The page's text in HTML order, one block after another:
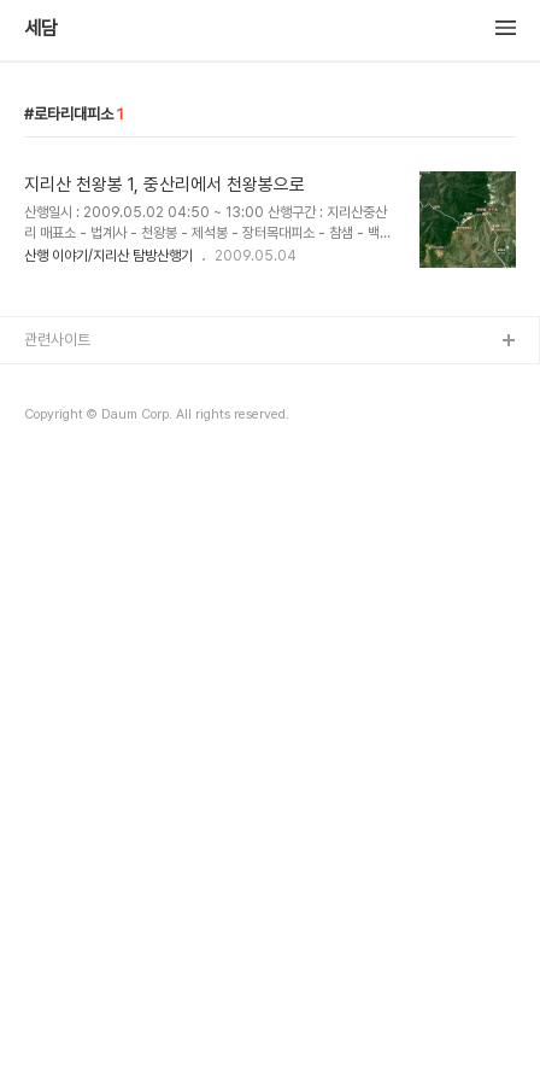
세담
로타리대피소 1
지리산 천왕봉 1, 중산리에서 천왕봉으로
산행일시 : 2009.05.02 04:50 ~ 13:00 산행구간 : 지리산중산
리 매표소 - 법계사 - 천왕봉 - 제석봉 - 장터목대피소 - 참샘 - 백무
동날머리 참가인원 : 세담 1인 산행 - 모처럼 연휴가 시작되어 05월
에서 새벽 04시50분에 천왕봉을 향해 출발한다. 새벽시간 탐방지원
산행 이야기/지리산 탐방산행기 2009.05.04
Copyright © Daum Corp. All rights reserved.
관련사이트